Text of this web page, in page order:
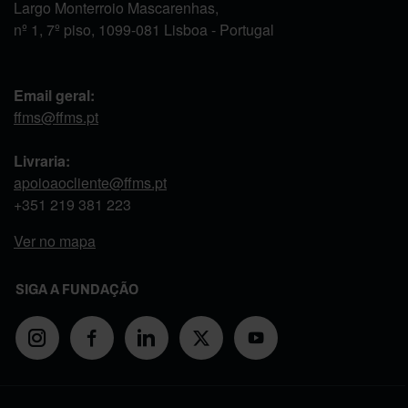
Largo Monterroio Mascarenhas,
nº 1, 7º piso, 1099-081 Lisboa - Portugal
Email geral:
ffms@ffms.pt
Livraria:
apoioaocliente@ffms.pt
+351 219 381 223
Ver no mapa
SIGA A FUNDAÇÃO